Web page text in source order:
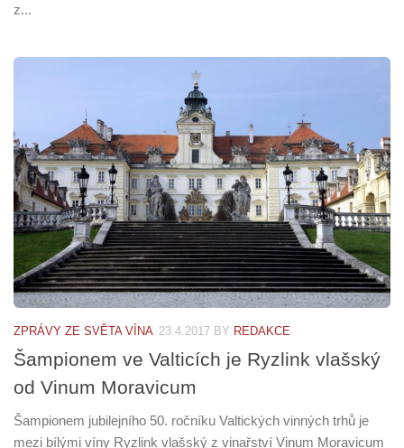
z...
ZPRÁVY ZE SVĚTA VÍNA 23.4.2017 BY REDAKCE
Šampionem ve Valticích je Ryzlink vlašský
od Vinum Moravicum
Šampionem jubilejního 50. ročníku Valtických vinných trhů je
mezi bílými víny Ryzlink vlašský z vinařství Vinum Moravicum